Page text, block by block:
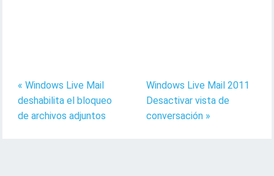
« Windows Live Mail
deshabilita el bloqueo
de archivos adjuntos
Windows Live Mail 2011
Desactivar vista de
conversación »